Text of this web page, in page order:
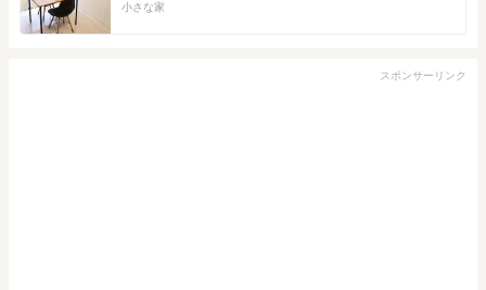
小さな家
スポンサーリンク